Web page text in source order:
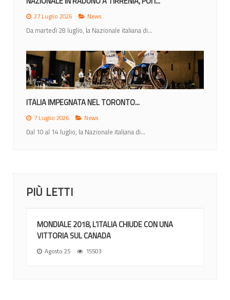
27 Luglio 2026 News
Da martedì 28 luglio, la Nazionale italiana di...
ITALIA IMPEGNATA NEL TORONTO...
7 Luglio 2026 News
Dal 10 al 14 luglio, la Nazionale italiana di...
PIÙ LETTI
MONDIALE 2018, L’ITALIA CHIUDE CON UNA
VITTORIA SUL CANADA
Agosto 25 15503